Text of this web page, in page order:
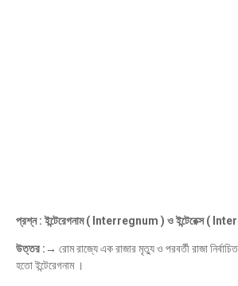
প্রশ্ন : ইন্টেরেগনাম ( Interregnum ) ও ইন্টেরেক্স (
উত্তর :→ রোম রাজ্যে এক রাজার মৃত্যু ও পরবর্তী রাজা
হতো ইন্টেরেগনাম ।